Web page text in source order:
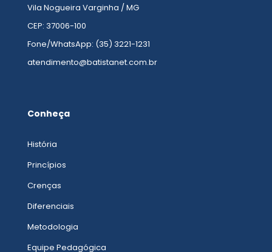
Vila Nogueira Varginha / MG
CEP: 37006-100
Fone/WhatsApp: (35) 3221-1231
atendimento@batistanet.com.br
Conheça
História
Princípios
Crenças
Diferenciais
Metodologia
Equipe Pedagógica